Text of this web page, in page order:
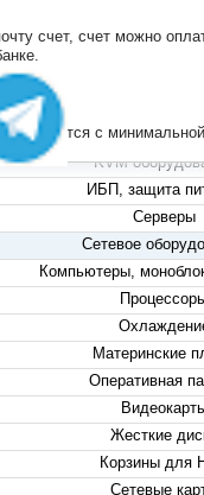
счет, счет можно
с
+7 (495) 223-
KVM
ИБП, защита
Серверы
Сетевое
Компьютеры,
Материнские
Оперативная
Жесткие
Корзины для
Сетевые